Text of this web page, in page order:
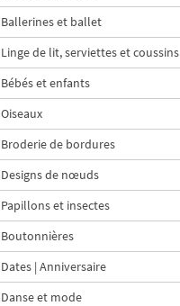
Ballerines et ballet
Linge de lit, serviettes et coussins
Bébés et enfants
Oiseaux
Broderie de bordures
Designs de nœuds
Papillons et insectes
Boutonnières
Dates | Anniversaire
Danse et mode